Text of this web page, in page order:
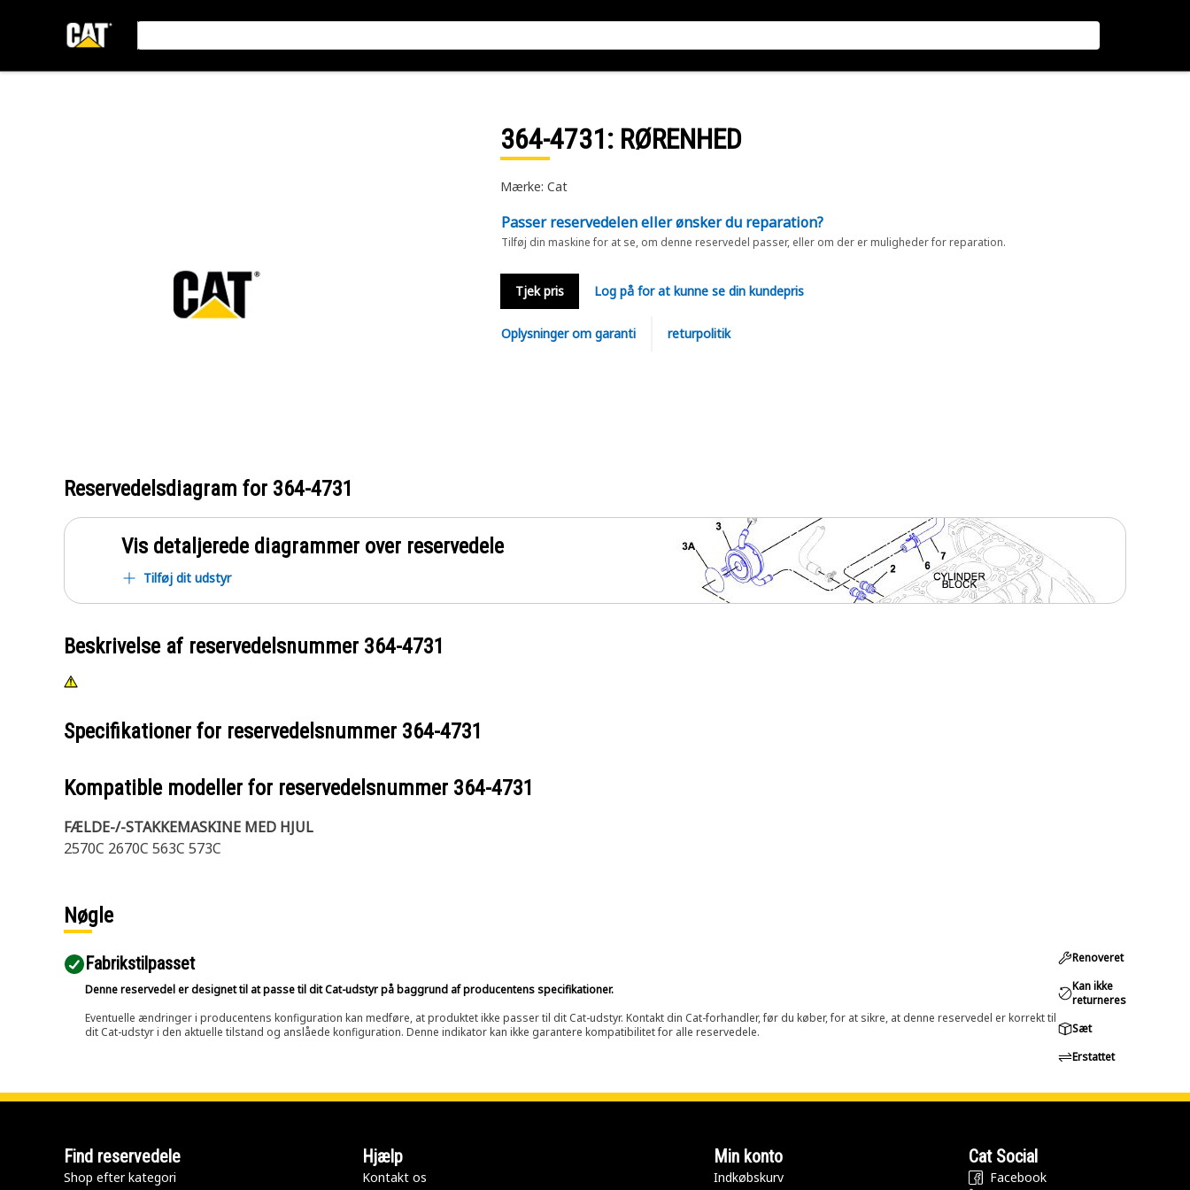
364-4731: RØRENHED
Mærke: Cat
Passer reservedelen eller ønsker du reparation?
Tilføj din maskine for at se, om denne reservedel passer, eller om der er muligheder for reparation.
Tjek pris Log på for at kunne se din kundepris
Oplysninger om garanti returpolitik
Reservedelsdiagram for 364-4731
Vis detaljerede diagrammer over reservedele
Tilføj dit udstyr
Beskrivelse af reservedelsnummer 364-4731
Specifikationer for reservedelsnummer 364-4731
Kompatible modeller for reservedelsnummer 364-4731
FÆLDE-/-STAKKEMASKINE MED HJUL
2570C 2670C 563C 573C
Nøgle
Fabrikstilpasset
Denne reservedel er designet til at passe til dit Cat-udstyr på baggrund af producentens specifikationer.
Eventuelle ændringer i producentens konfiguration kan medføre, at produktet ikke passer til dit Cat-udstyr. Kontakt din Cat-forhandler, før du køber, for at sikre, at denne reservedel er korrekt til
dit Cat-udstyr i den aktuelle tilstand og anslåede konfiguration. Denne indikator kan ikke garantere kompatibilitet for alle reservedele.
Renoveret
Kan ikke
returneres
Sæt
Erstattet
Find reservedele
Shop efter kategori
Hjælp
Kontakt os
Min konto
Indkøbskurv
Cat Social
Facebook